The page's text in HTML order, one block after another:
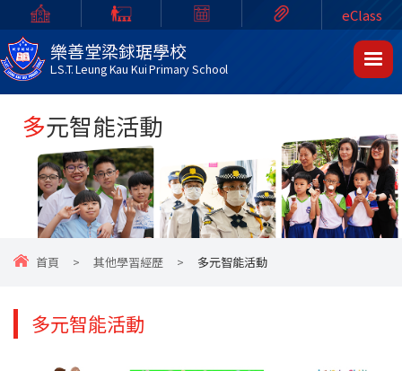
樂善堂梁銶琚學校
L.S.T. Leung Kau Kui Primary School
eClass
多元智能活動
首頁 > 其他學習經歷 > 多元智能活動
多元智能活動